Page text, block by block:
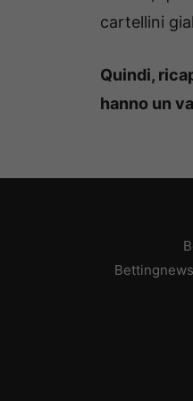
cartellini
Quindi,
hanno un